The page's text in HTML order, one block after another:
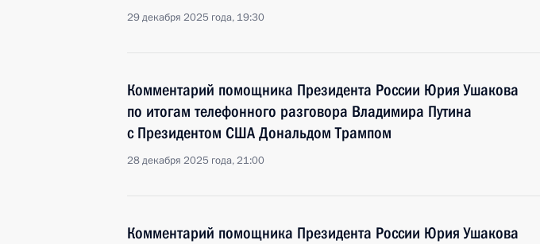
29 декабря 2025 года, 19:30
Комментарий помощника Президента России Юрия Ушакова
по итогам телефонного разговора Владимира Путина
с Президентом США Дональдом Трампом
28 декабря 2025 года, 21:00
Комментарий помощника Президента России Юрия Ушакова